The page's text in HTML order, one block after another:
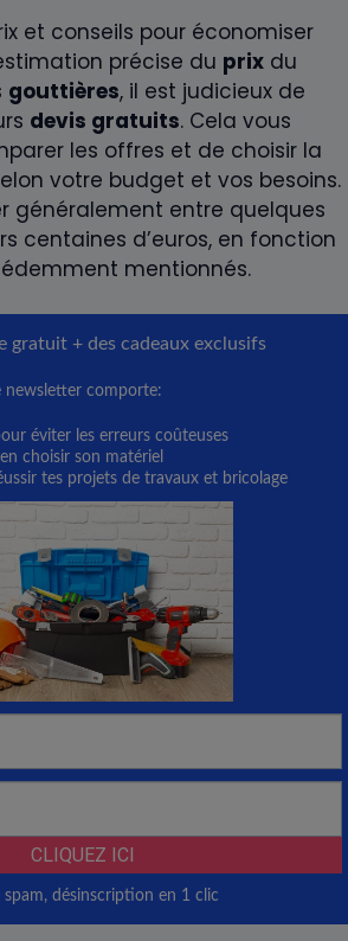
précise du prix du
gouttières, il est judicieux de
devis gratuits. Cela vous
les offres et de choisir la
votre budget et vos besoins.
généralement entre quelques
centaines d’euros, en fonction
mentionnés.